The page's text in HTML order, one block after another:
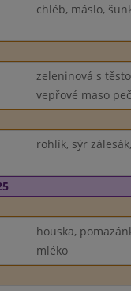
chléb, máslo,
zeleninová s
vepřové maso
rohlík, sýr
houska,
mléko